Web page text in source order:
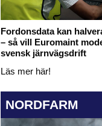
Fordonsdata kan
– så vill Euromaint
svensk järnvägsdrift
Läs mer här!
NORDFARM